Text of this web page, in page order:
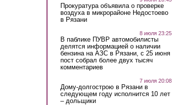
Прокуратура объявила о проверке
воздуха в микрорайоне Недостоево
в Рязани
8 июля 23:25
В паблике ПУВР автомобилисты
делятся информацией о наличии
бензина на АЗС в Рязани, с 25 июня
пост собрал более двух тысяч
комментариев
7 июля 20:08
Дому-долгострою в Рязани в
следующем году исполнится 10 лет
– дольщики